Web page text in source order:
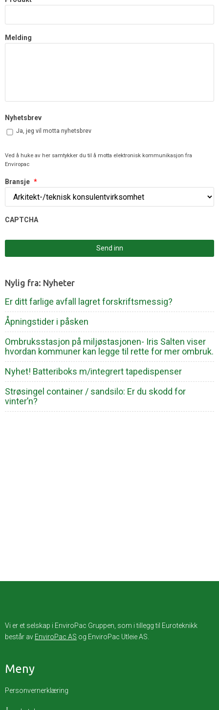
Melding
Nyhetsbrev
Ja, jeg vil motta nyhetsbrev
Ved å huke av her samtykker du til å motta elektronisk kommunikasjon fra
Enviropac
Bransje *
CAPTCHA
Nylig fra: Nyheter
Er ditt farlige avfall lagret forskriftsmessig?
Åpningstider i påsken
Ombruksstasjon på miljøstasjonen- Iris Salten viser
hvordan kommuner kan legge til rette for mer ombruk.
Nyhet! Batteriboks m/integrert tapedispenser
Strøsingel container / sandsilo: Er du skodd for
vinter’n?
Vi er et selskap i EnviroPac Gruppen, som i tillegg til Euroteknikk
består av EnviroPac AS og EnviroPac Utleie AS.
Meny
Personvernerklæring